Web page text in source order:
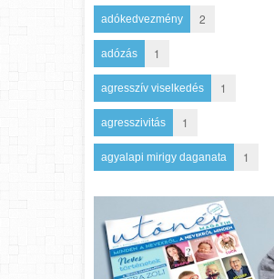
adókedvezmény 2
adózás 1
agresszív viselkedés 1
agresszivitás 1
agyalapi mirigy daganata 1